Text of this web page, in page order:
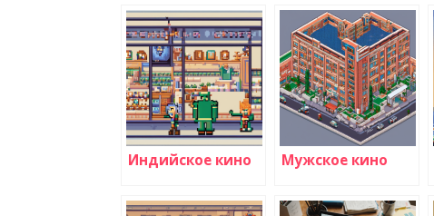
Индийское кино Мужское кино